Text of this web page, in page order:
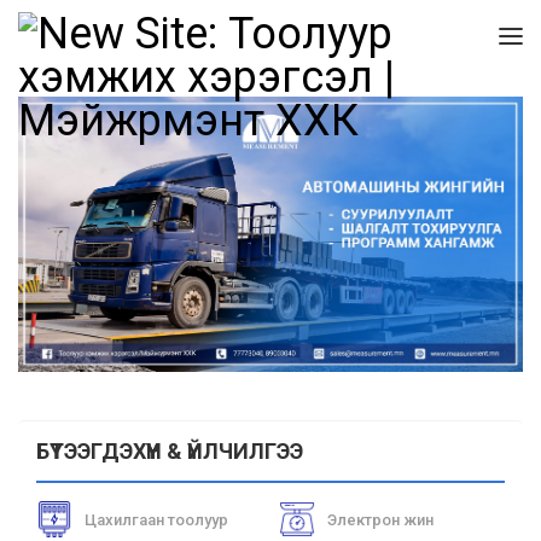
БҮТЭЭГДЭХҮҮН & ҮЙЛЧИЛГЭЭ
Цахилгаан тоолуур Электрон жин